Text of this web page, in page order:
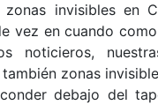
invisibles en
vez en cuando
noticieros,
zonas
debajo del